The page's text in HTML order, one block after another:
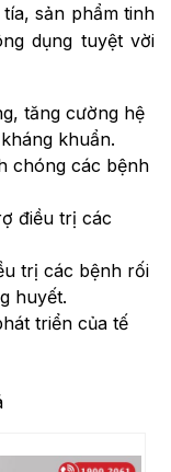
sản phẩm tinh
dụng tuyệt vời
tăng cường hệ
khuẩn.
chóng các bệnh
điều trị các
trị các bệnh rối
huyết.
triển của tế